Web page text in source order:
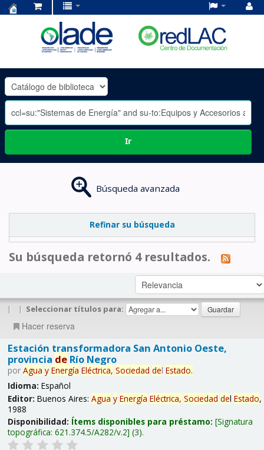
OLADE
-
Ir
Búsqueda avanzada
Refinar su búsqueda
Su búsqueda retornó 4 resultados.
| | Seleccionar títulos para:
Hacer reserva
Estación transformadora San Antonio Oeste,
provincia deRío Negro
por Agua y Energía Eléctrica, Sociedad del Estado.
Idioma: Español
Editor: Buenos Aires: Agua y Energía Eléctrica, Sociedad del Estado,
1988
Disponibilidad: Ítems disponibles para préstamo: Signatura
topográfica: 621.374.5/A282/v.2 (3).